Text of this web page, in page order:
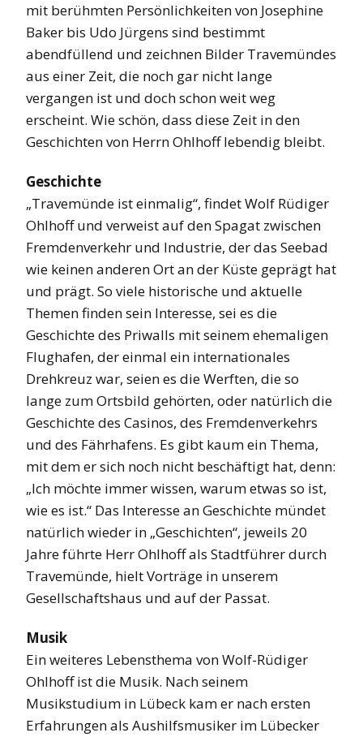
mit berühmten Persönlichkeiten von Josephine
Baker bis Udo Jürgens sind bestimmt
abendfüllend und zeichnen Bilder Travemündes
aus einer Zeit, die noch gar nicht lange
vergangen ist und doch schon weit weg
erscheint. Wie schön, dass diese Zeit in den
Geschichten von Herrn Ohlhoff lebendig bleibt.
Geschichte
„Travemünde ist einmalig“, findet Wolf Rüdiger
Ohlhoff und verweist auf den Spagat zwischen
Fremdenverkehr und Industrie, der das Seebad
wie keinen anderen Ort an der Küste geprägt hat
und prägt. So viele historische und aktuelle
Themen finden sein Interesse, sei es die
Geschichte des Priwalls mit seinem ehemaligen
Flughafen, der einmal ein internationales
Drehkreuz war, seien es die Werften, die so
lange zum Ortsbild gehörten, oder natürlich die
Geschichte des Casinos, des Fremdenverkehrs
und des Fährhafens. Es gibt kaum ein Thema,
mit dem er sich noch nicht beschäftigt hat, denn:
„Ich möchte immer wissen, warum etwas so ist,
wie es ist.“ Das Interesse an Geschichte mündet
natürlich wieder in „Geschichten“, jeweils 20
Jahre führte Herr Ohlhoff als Stadtführer durch
Travemünde, hielt Vorträge in unserem
Gesellschaftshaus und auf der Passat.
Musik
Ein weiteres Lebensthema von Wolf-Rüdiger
Ohlhoff ist die Musik. Nach seinem
Musikstudium in Lübeck kam er nach ersten
Erfahrungen als Aushilfsmusiker im Lübecker